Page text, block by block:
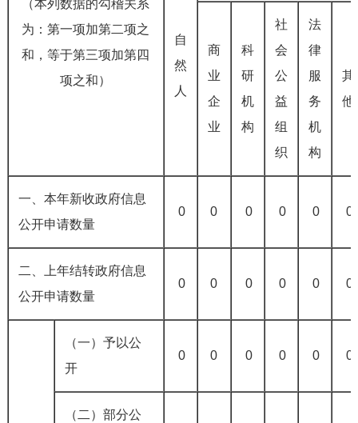
（本列数据的勾稽关系
为：第一项加第二项之
和，等于第三项加第四
项之和）
自
然
人
商
业
企
业
科
研
机
构
社
会
公
益
组
织
法
律
服
务
机
构
其
他
一、本年新收政府信息
公开申请数量
0 0 0 0 0 0
二、上年结转政府信息
公开申请数量
0 0 0 0 0 0
（一）予以公
开
0 0 0 0 0 0
（二）部分公